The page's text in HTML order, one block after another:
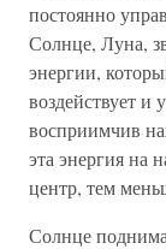
постоянно
Солнце, Луна,
энергии,
воздействует
восприимчив
эта энергия
центр, тем
Солнце